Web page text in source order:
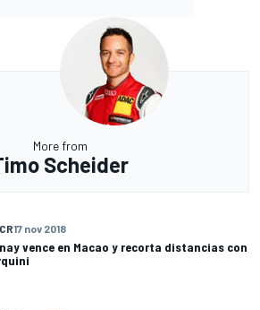
More from
Scheider
17 nov 2018
vence en Macao y recorta distancias con